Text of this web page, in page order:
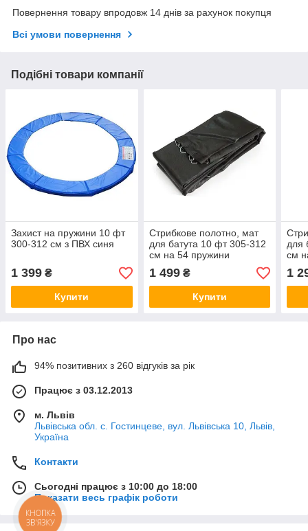
Повернення товару впродовж 14 днів за рахунок покупця
Всі умови повернення
Подібні товари компанії
Захист на пружини 10 фт
300-312 см з ПВХ синя
1 399 ₴
Купити
Стрибкове полотно, мат
для батута 10 фт 305-312
см на 54 пружини
1 499₴
Купити
для
см
1
Про нас
94% позитивних з 260 відгуків за рік
Працює з 03.12.2013
м. Львів
Львівська обл. с. Гостинцеве, вул. Львівська 10, Львів,
Україна
Контакти
Сьогодні працює з 10:00 до 18:00
Показати весь графік роботи
КНОПКА
ЗВ'ЯЗКУ